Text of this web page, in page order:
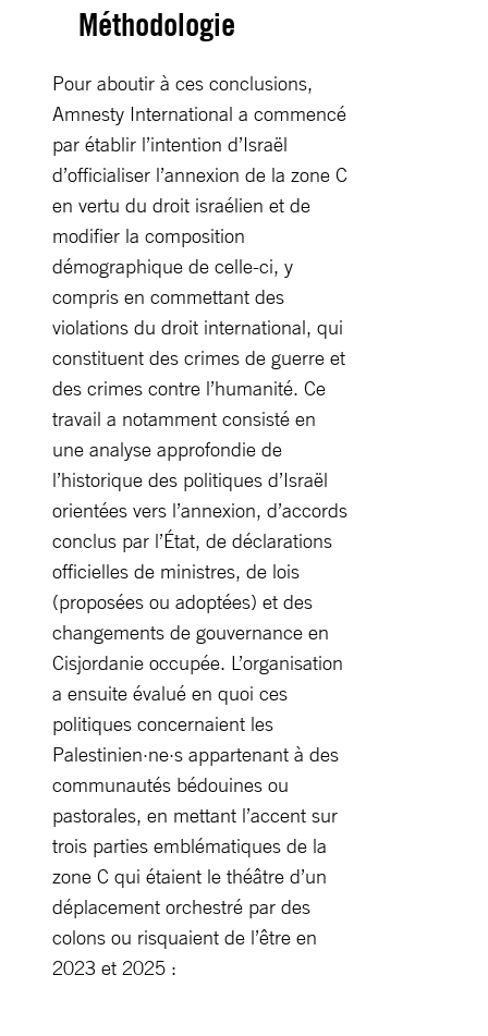
Méthodologie
Pour aboutir à ces conclusions,
Amnesty International a commencé
par établir l’intention d’Israël
d’officialiser l’annexion de la zone C
en vertu du droit israélien et de
modifier la composition
démographique de celle-ci, y
compris en commettant des
violations du droit international, qui
constituent des crimes de guerre et
des crimes contre l’humanité. Ce
travail a notamment consisté en
une analyse approfondie de
l’historique des politiques d’Israël
orientées vers l’annexion, d’accords
conclus par l’État, de déclarations
officielles de ministres, de lois
(proposées ou adoptées) et des
changements de gouvernance en
Cisjordanie occupée. L’organisation
a ensuite évalué en quoi ces
politiques concernaient les
Palestinien·ne·s appartenant à des
communautés bédouines ou
pastorales, en mettant l’accent sur
trois parties emblématiques de la
zone C qui étaient le théâtre d’un
déplacement orchestré par des
colons ou risquaient de l’être en
2023 et 2025 :